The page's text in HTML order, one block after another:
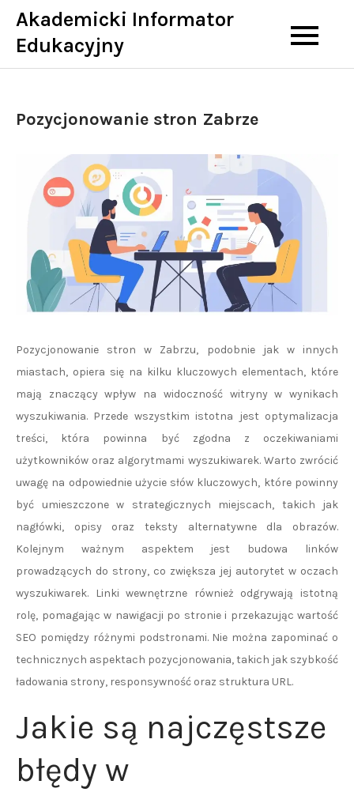
Skip
content
Akademicki Informator
Edukacyjny
Pozycjonowanie stron Zabrze
Pozycjonowanie stron w Zabrzu, podobnie jak w innych
miastach, opiera się na kilku kluczowych elementach, które
mają znaczący wpływ na widoczność witryny w wynikach
wyszukiwania. Przede wszystkim istotna jest optymalizacja
treści, która powinna być zgodna z oczekiwaniami
użytkowników oraz algorytmami wyszukiwarek. Warto zwrócić
uwagę na odpowiednie użycie słów kluczowych, które powinny
być umieszczone w strategicznych miejscach, takich jak
nagłówki, opisy oraz teksty alternatywne dla obrazów.
Kolejnym ważnym aspektem jest budowa linków
prowadzących do strony, co zwiększa jej autorytet w oczach
wyszukiwarek. Linki wewnętrzne również odgrywają istotną
rolę, pomagając w nawigacji po stronie i przekazując wartość
SEO pomiędzy różnymi podstronami. Nie można zapominać o
technicznych aspektach pozycjonowania, takich jak szybkość
ładowania strony, responsywność oraz struktura URL.
Jakie są najczęstsze
błędy w